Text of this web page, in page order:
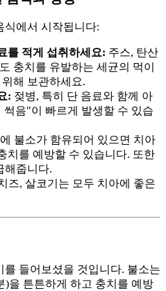
식에서 시작됩니다:
를 적게 섭취하세요: 주스, 탄산
충치를 유발하는 세균의 먹이
해 보관하세요.
: 젖병, 특히 단 음료와 함께 아
음"이 빠르게 발생할 수 있습
불소가 함유되어 있으면 치아
치를 예방할 수 있습니다. 또한
해줍니다.
즈, 살코기는 모두 치아에 좋은
들어보셨을 것입니다. 불소는
)을 튼튼하게 하고 충치를 예방